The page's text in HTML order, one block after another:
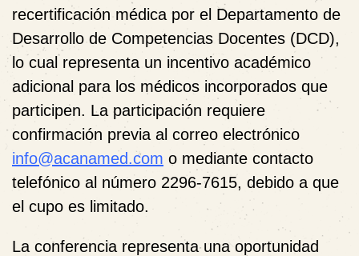
recertificación médica por el Departamento de
Desarrollo de Competencias Docentes (DCD),
lo cual representa un incentivo académico
adicional para los médicos incorporados que
participen. La participación requiere
confirmación previa al correo electrónico
info@acanamed.com o mediante contacto
telefónico al número 2296-7615, debido a que
el cupo es limitado.
La conferencia representa una oportunidad